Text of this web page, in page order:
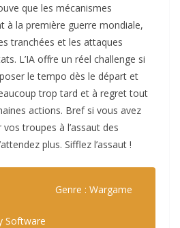
que les mécanismes
à la première guerre mondiale,
tranchées et les attaques
L’IA offre un réel challenge si
le tempo dès le départ et
trop tard et à regret tout
actions. Bref si vous avez
troupes à l’assaut des
plus. Sifflez l’assaut !
Genre : Wargame
Software